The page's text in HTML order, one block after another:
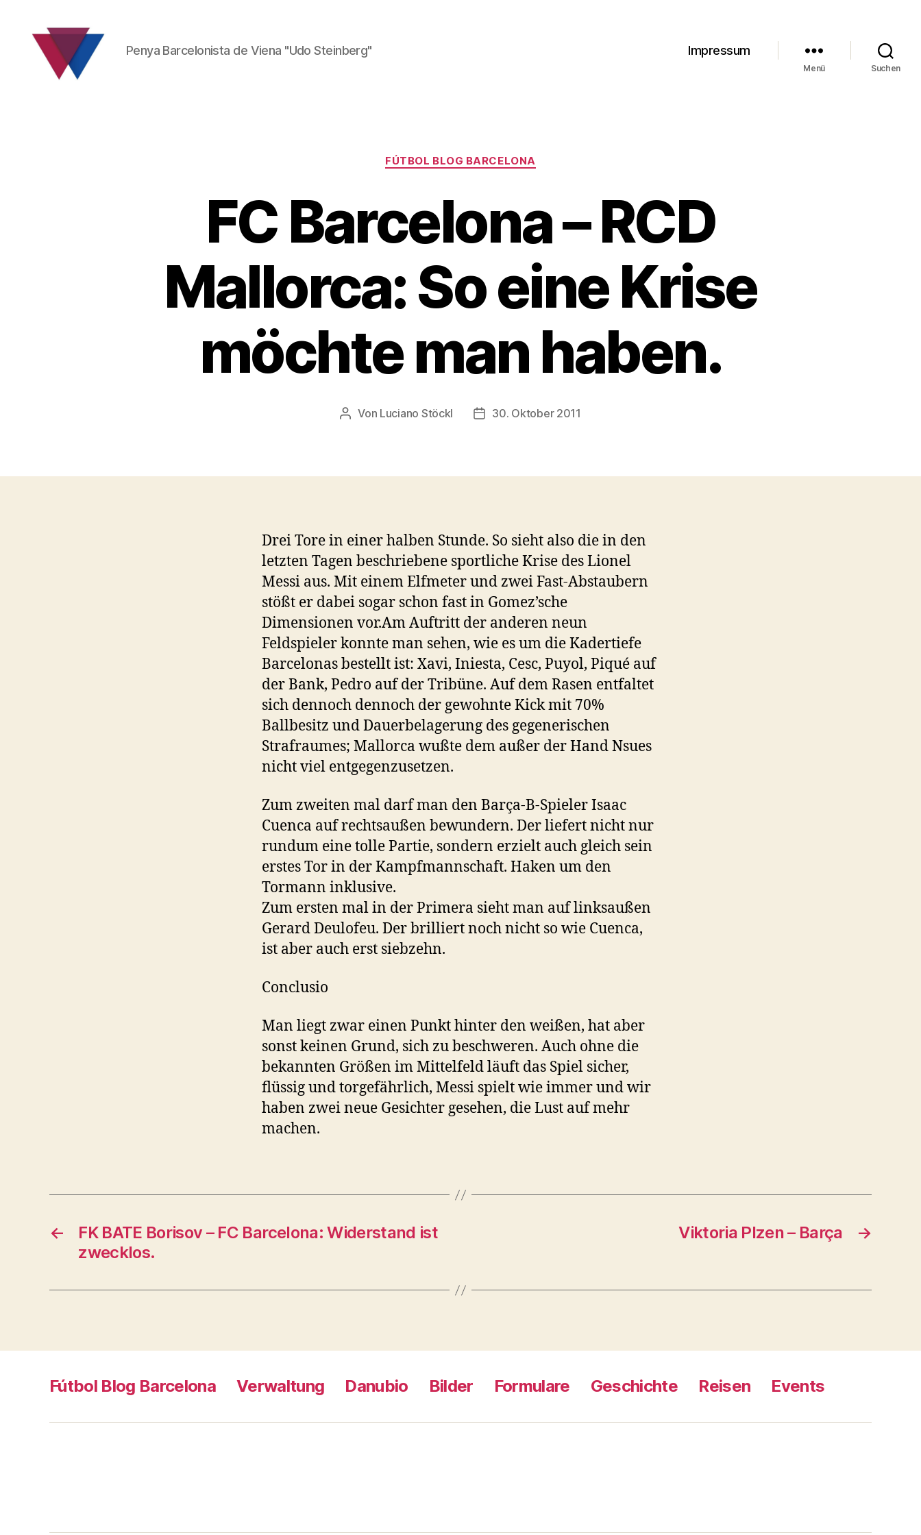
Penya Barcelonista de Viena "Udo Steinberg" Impressum
Menü Suchen
Kategorien
FÚTBOL BLOG BARCELONA
FC Barcelona – RCD
Mallorca: So eine Krise
möchte man haben.
Beitragsautor
Von Luciano Stöckl Beitragsdatum
30. Oktober 2011
Drei Tore in einer halben Stunde. So sieht also die in den
letzten Tagen beschriebene sportliche Krise des Lionel
Messi aus. Mit einem Elfmeter und zwei Fast-Abstaubern
stößt er dabei sogar schon fast in Gomez’sche
Dimensionen vor.Am Auftritt der anderen neun
Feldspieler konnte man sehen, wie es um die Kadertiefe
Barcelonas bestellt ist: Xavi, Iniesta, Cesc, Puyol, Piqué auf
der Bank, Pedro auf der Tribüne. Auf dem Rasen entfaltet
sich dennoch dennoch der gewohnte Kick mit 70%
Ballbesitz und Dauerbelagerung des gegenerischen
Strafraumes; Mallorca wußte dem außer der Hand Nsues
nicht viel entgegenzusetzen.
Zum zweiten mal darf man den Barça-B-Spieler Isaac
Cuenca auf rechtsaußen bewundern. Der liefert nicht nur
rundum eine tolle Partie, sondern erzielt auch gleich sein
erstes Tor in der Kampfmannschaft. Haken um den
Tormann inklusive.
Zum ersten mal in der Primera sieht man auf linksaußen
Gerard Deulofeu. Der brilliert noch nicht so wie Cuenca,
ist aber auch erst siebzehn.
Conclusio
Man liegt zwar einen Punkt hinter den weißen, hat aber
sonst keinen Grund, sich zu beschweren. Auch ohne die
bekannten Größen im Mittelfeld läuft das Spiel sicher,
flüssig und torgefährlich, Messi spielt wie immer und wir
haben zwei neue Gesichter gesehen, die Lust auf mehr
machen.
←
FK BATE Borisov – FC Barcelona: Widerstand ist
zwecklos.
→
Viktoria Plzen – Barça
Fútbol Blog Barcelona Verwaltung Danubio Bilder Formulare Geschichte Reisen Events